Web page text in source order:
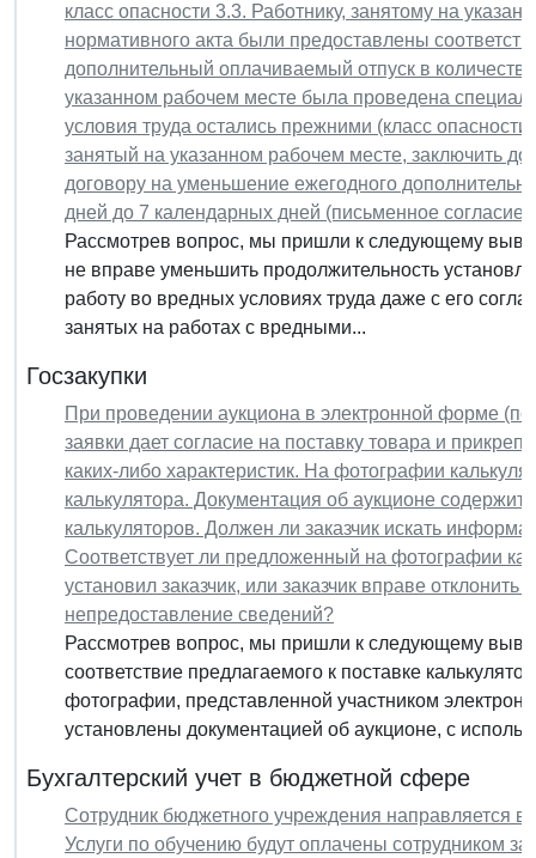
класс опасности 3.3. Работнику, занятому на
нормативного акта были предоставлены
дополнительный оплачиваемый отпуск в
указанном рабочем месте была проведена
условия труда остались прежними (класс
занятый на указанном рабочем месте, заключить
договору на уменьшение ежегодного
дней до 7 календарных дней (письменное согласие
Рассмотрев вопрос, мы пришли к следующему
не вправе уменьшить продолжительность
работу во вредных условиях труда даже с его
занятых на работах с вредными...
Госзакупки
При проведении аукциона в электронной форме
заявки дает согласие на поставку товара и
каких-либо характеристик. На фотографии
калькулятора. Документация об аукционе содержит
калькуляторов. Должен ли заказчик искать
Соответствует ли предложенный на фотографии
установил заказчик, или заказчик вправе отклонить
непредоставление сведений?
Рассмотрев вопрос, мы пришли к следующему
соответствие предлагаемого к поставке
фотографии, представленной участником
установлены документацией об аукционе, с
Бухгалтерский учет в бюджетной сфере
Сотрудник бюджетного учреждения направляется
Услуги по обучению будут оплачены сотрудником